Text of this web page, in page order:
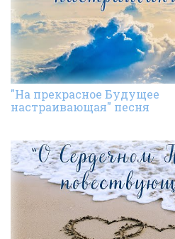
"На прекрасное Будущее
настраивающая" песня